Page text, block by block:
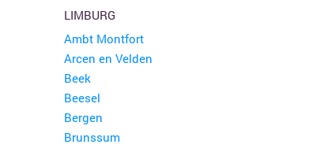
LIMBURG
Ambt Montfort
Arcen en Velden
Beek
Beesel
Bergen
Brunssum